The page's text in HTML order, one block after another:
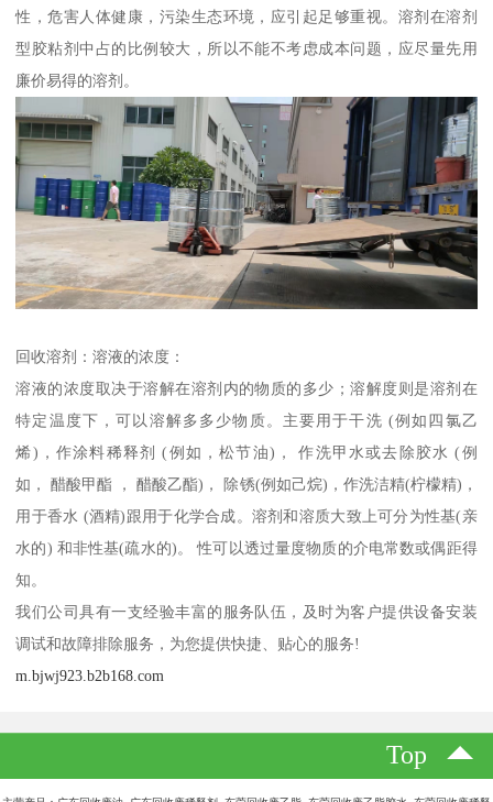
性，危害人体健康，污染生态环境，应引起足够重视。溶剂在溶剂
型胶粘剂中占的比例较大，所以不能不考虑成本问题，应尽量先用
廉价易得的溶剂。
回收溶剂：溶液的浓度：
溶液的浓度取决于溶解在溶剂内的物质的多少；溶解度则是溶剂在
特定温度下，可以溶解多多少物质。主要用于干洗 (例如四氯乙
烯)，作涂料稀释剂 (例如，松节油)， 作洗甲水或去除胶水 (例
如， 醋酸甲酯 ， 醋酸乙酯)， 除锈(例如己烷)，作洗洁精(柠檬精)，
用于香水 (酒精)跟用于化学合成。溶剂和溶质大致上可分为性基(亲
水的) 和非性基(疏水的)。 性可以透过量度物质的介电常数或偶距得
知。
我们公司具有一支经验丰富的服务队伍，及时为客户提供设备安装
调试和故障排除服务，为您提供快捷、贴心的服务!
m.bjwj923.b2b168.com
Top